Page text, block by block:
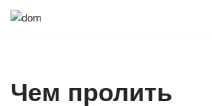
Чем пролить